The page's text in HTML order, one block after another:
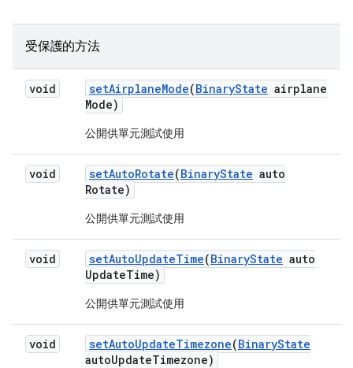
受保護的方法
void setAirplaneMode(BinaryState airplane
Mode)
公開供單元測試使用
void setAutoRotate(BinaryState auto
Rotate)
公開供單元測試使用
void setAutoUpdateTime(BinaryState auto
UpdateTime)
公開供單元測試使用
void setAutoUpdateTimezone(BinaryState
autoUpdateTimezone)